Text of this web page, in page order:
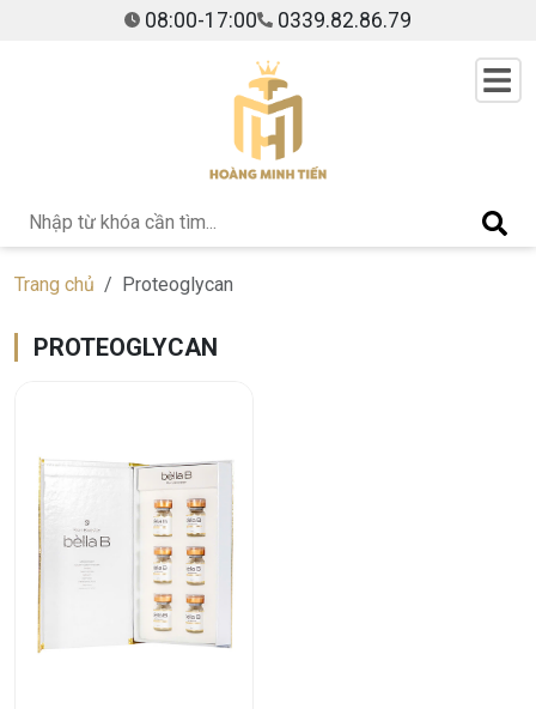
08:00-17:00 0339.82.86.79
Trang chủ Proteoglycan
PROTEOGLYCAN